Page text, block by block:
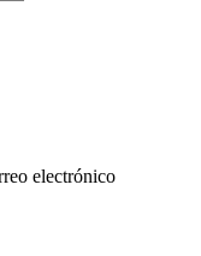
electrónico